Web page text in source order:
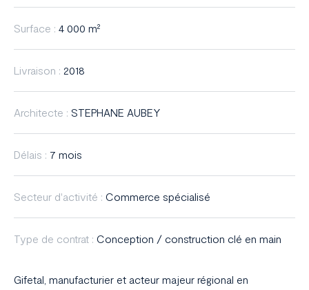
Surface : 4 000 m²
Livraison : 2018
Architecte : STEPHANE AUBEY
Délais : 7 mois
Secteur d'activité : Commerce spécialisé
Type de contrat : Conception / construction clé en main
Gifetal, manufacturier et acteur majeur régional en